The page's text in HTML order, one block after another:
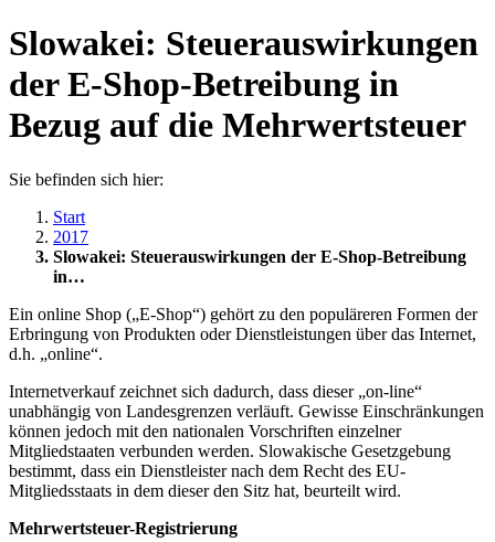
Slowakei: Steuerauswirkungen
der E-Shop-Betreibung in
Bezug auf die Mehrwertsteuer
Sie befinden sich hier:
Start
2017
Slowakei: Steuerauswirkungen der E-Shop-Betreibung
in…
Ein online Shop („E-Shop“) gehört zu den populäreren Formen der
Erbringung von Produkten oder Dienstleistungen über das Internet,
d.h. „online“.
Internetverkauf zeichnet sich dadurch, dass dieser „on-line“
unabhängig von Landesgrenzen verläuft. Gewisse Einschränkungen
können jedoch mit den nationalen Vorschriften einzelner
Mitgliedstaaten verbunden werden. Slowakische Gesetzgebung
bestimmt, dass ein Dienstleister nach dem Recht des EU-
Mitgliedsstaats in dem dieser den Sitz hat, beurteilt wird.
Mehrwertsteuer-Registrierung